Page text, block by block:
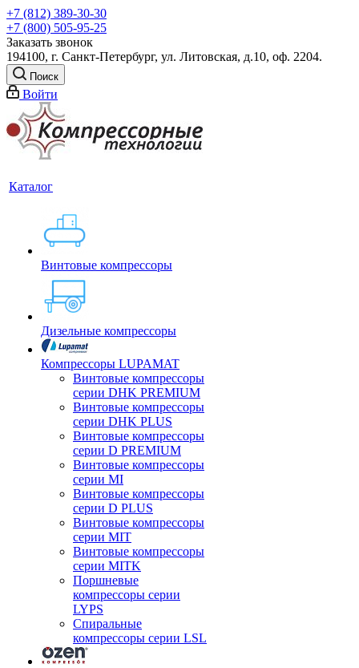
+7 (812) 389-30-30
+7 (800) 505-95-25
Заказать звонок
194100, г. Санкт-Петербург, ул. Литовская, д.10, оф. 2204.
Поиск
Войти
Каталог
Винтовые компрессоры
Дизельные компрессоры
Компрессоры LUPAMAT
Винтовые компрессоры
серии DHK PREMIUM
Винтовые компрессоры
серии DHK PLUS
Винтовые компрессоры
серии D PREMIUM
Винтовые компрессоры
серии MI
Винтовые компрессоры
серии D PLUS
Винтовые компрессоры
серии MIT
Винтовые компрессоры
серии MITK
Поршневые
компрессоры серии
LYPS
Спиральные
компрессоры серии LSL